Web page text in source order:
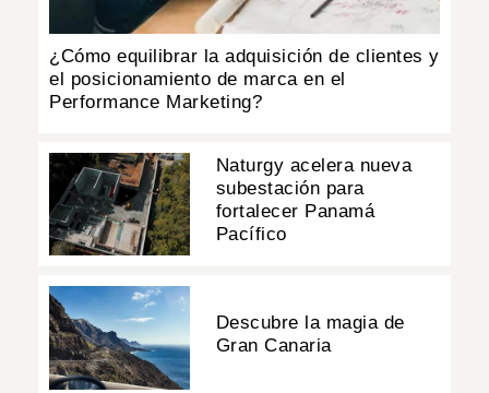
¿Cómo equilibrar la adquisición de clientes y
el posicionamiento de marca en el
Performance Marketing?
Naturgy acelera nueva
subestación para
fortalecer Panamá
Pacífico
Descubre la magia de
Gran Canaria